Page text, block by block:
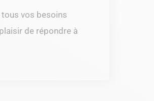
tous vos besoins
de répondre à